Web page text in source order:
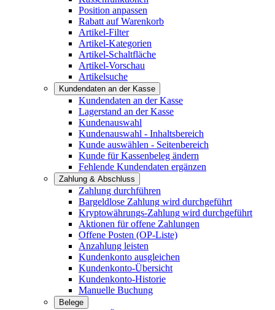
Position anpassen
Rabatt auf Warenkorb
Artikel-Filter
Artikel-Kategorien
Artikel-Schaltfläche
Artikel-Vorschau
Artikelsuche
Kundendaten an der Kasse
Kundendaten an der Kasse
Lagerstand an der Kasse
Kundenauswahl
Kundenauswahl - Inhaltsbereich
Kunde auswählen - Seitenbereich
Kunde für Kassenbeleg ändern
Fehlende Kundendaten ergänzen
Zahlung & Abschluss
Zahlung durchführen
Bargeldlose Zahlung wird durchgeführt
Kryptowährungs-Zahlung wird durchgeführt
Aktionen für offene Zahlungen
Offene Posten (OP-Liste)
Anzahlung leisten
Kundenkonto ausgleichen
Kundenkonto-Übersicht
Kundenkonto-Historie
Manuelle Buchung
Belege